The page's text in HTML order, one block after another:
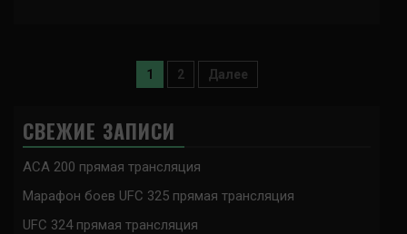
Пагинация
1 2 Далее
СВЕЖИЕ ЗАПИСИ
ACA 200 прямая трансляция
Марафон боев UFC 325 прямая трансляция
UFC 324 прямая трансляция